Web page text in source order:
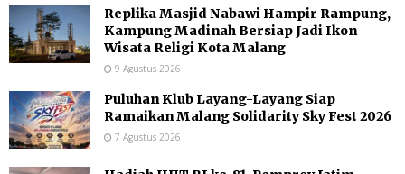
Replika Masjid Nabawi Hampir Rampung,
Kampung Madinah Bersiap Jadi Ikon
Wisata Religi Kota Malang
9 Agustus 2026
Puluhan Klub Layang-Layang Siap
Ramaikan Malang Solidarity Sky Fest 2026
7 Agustus 2026